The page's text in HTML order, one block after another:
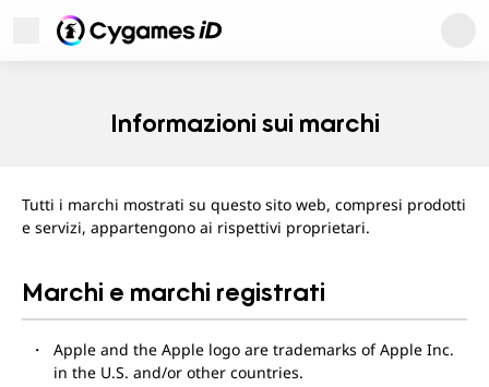
Apri menu Cygames ID
News
Supporto utenti
Informazioni
Informazioni sui marchi
Tutti i marchi mostrati su questo sito web, compresi prodotti
e servizi, appartengono ai rispettivi proprietari.
Marchi e marchi registrati
Apple and the Apple logo are trademarks of Apple Inc.
in the U.S. and/or other countries.